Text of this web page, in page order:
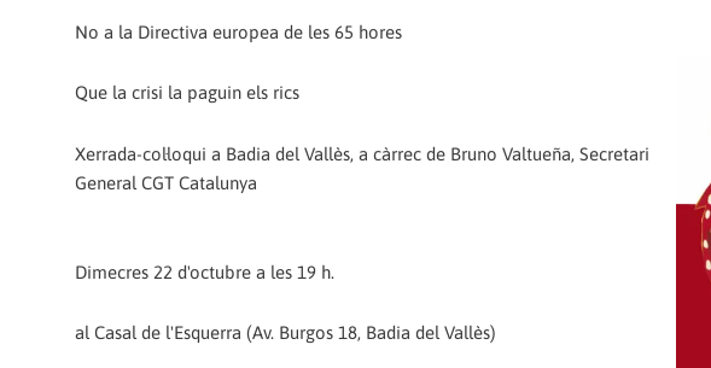
No a la Directiva europea de les 65 hores
Que la crisi la paguin els rics
Xerrada-col·loqui a Badia del Vallès, a càrrec de Bruno Valtueña, Secretari
General CGT Catalunya
Dimecres 22 d'octubre a les 19 h.
al Casal de l'Esquerra (Av. Burgos 18, Badia del Vallès)